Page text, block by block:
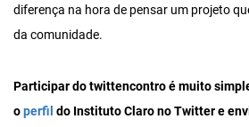
diferença na hora de pensar um projeto
da comunidade.
Participar do twittencontro é muito
operfil do Instituto Claro no Twitter e